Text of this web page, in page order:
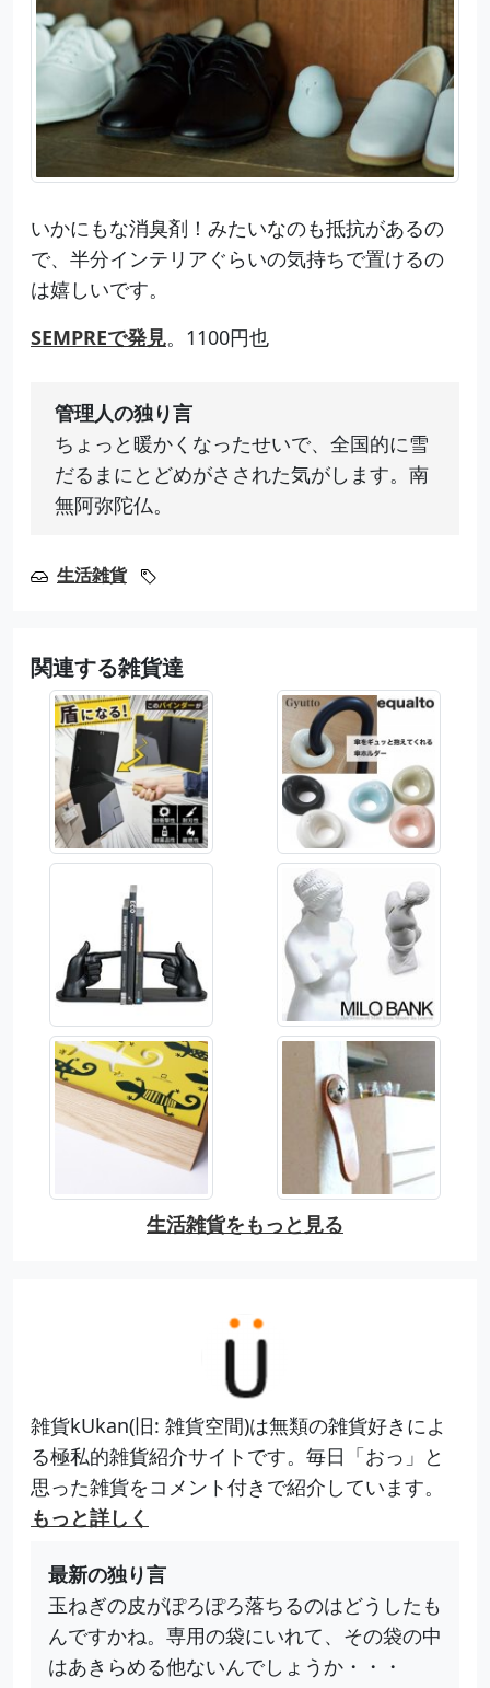
いかにもな消臭剤！みたいなのも抵抗があるの
で、半分インテリアぐらいの気持ちで置けるの
は嬉しいです。
SEMPREで発見。1100円也
管理人の独り言
ちょっと暖かくなったせいで、全国的に雪
だるまにとどめがさされた気がします。南
無阿弥陀仏。
生活雑貨
関連する雑貨達
生活雑貨をもっと見る
雑貨kUkan(旧: 雑貨空間)は無類の雑貨好きによ
る極私的雑貨紹介サイトです。毎日「おっ」と
思った雑貨をコメント付きで紹介しています。
もっと詳しく
最新の独り言
玉ねぎの皮がぽろぽろ落ちるのはどうしたも
んですかね。専用の袋にいれて、その袋の中
はあきらめる他ないんでしょうか・・・